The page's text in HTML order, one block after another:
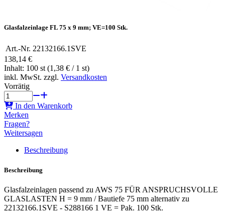
Glasfalzeinlage FL 75 x 9 mm; VE=100 Stk.
Art.-Nr. 22132166.1SVE
138,14 €
Inhalt: 100 st (1,38 € / 1 st)
inkl. MwSt. zzgl. Versandkosten
Vorrätig
In den Warenkorb
Merken
Fragen?
Weitersagen
Beschreibung
Beschreibung
Glasfalzeinlagen passend zu AWS 75 FÜR ANSPRUCHSVOLLE
GLASLASTEN H = 9 mm / Bautiefe 75 mm alternativ zu
22132166.1SVE - S288166 1 VE = Pak. 100 Stk.